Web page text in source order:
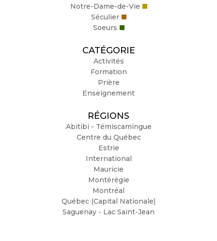
Notre-Dame-de-Vie
Séculier
Soeurs
CATÉGORIE
Activités
Formation
Prière
Enseignement
RÉGIONS
Abitibi - Témiscamingue
Centre du Québec
Estrie
International
Mauricie
Montérégie
Montréal
Québec (Capital Nationale)
Saguenay - Lac Saint-Jean